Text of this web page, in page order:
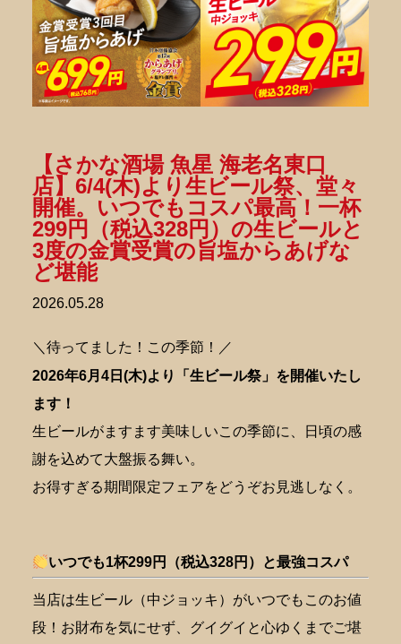
2026.05.28
【さかな酒場 魚星 海老名東口
店】6/4(木)より生ビール祭、堂々
開催。いつでもコスパ最高！一杯
299円（税込328円）の生ビールと
3度の金賞受賞の旨塩からあげな
ど堪能
＼待ってました！この季節！／
2026年6月4日(木)より「生ビール祭」を開催いたし
ます！
生ビールがますます美味しいこの季節に、日頃の感
謝を込めて大盤振る舞い。
お得すぎる期間限定フェアをどうぞお見逃しなく。
いつでも1杯299円（税込328円）と最強コスパ
当店は生ビール（中ジョッキ）がいつでもこのお値
段！お財布を気にせず、グイグイと心ゆくまでご堪